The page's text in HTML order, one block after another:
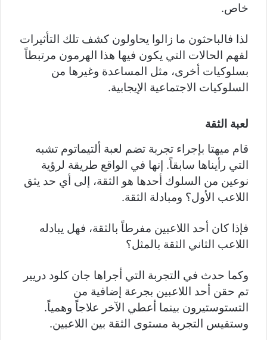
خاص.
لذا فالباحثون ما زالوا يحاولون كشف تلك التأثيرات
لفهم الحالات التي يكون فيها هذا الهرمون مرتبطاً
بسلوكيات أخرى، مثل المساعدة وغيرها من
السلوكيات الاجتماعية الإيجابية.
لعبة الثقة
قام ميهتا بإجراء تجربة تضم لعبة ألتيماتوم تشبه
التي رأيناها سابقاً. إنها في الواقع طريقة لرؤية
نوعين من السلوك أحدها هو الثقة، إلى أي حد يثق
اللاعب الأول؟ ومبادلة الثقة.
فإذا كان أحد اللاعبين مفرطاً بالثقة، فهل يبادله
اللاعب الثاني الثقة بالمثل؟
وكما حدث في التجربة التي أجراها جان كلود دريير
تم حقن أحد اللاعبين بجرعة إضافية من
التستوستيرون بينما أعطي الآخر علاجاً وهمياً.
وستقيس التجربة مستوى الثقة بين اللاعبين.